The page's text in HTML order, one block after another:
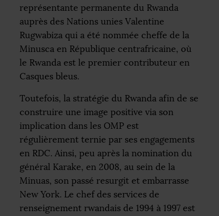
représentante permanente du Rwanda
auprès des Nations unies Valentine
Rugwabiza qui a été nommée cheffe de la
Minusca en République centrafricaine, où
le Rwanda est le premier contributeur en
Casques bleus.
Toutefois, la stratégie du Rwanda afin de se
construire une image positive via son
implication dans les OMP est
régulièrement ternie par ses engagements
en RDC. Ainsi, peu après la nomination du
général Karake, en 2008, au sein de la
Minuas, son passé resurgit et embarrasse
New York. Le chef des services de
renseignement rwandais de 1994 à 1997 est